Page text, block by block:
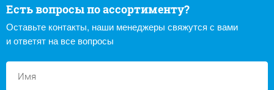
Есть вопросы по ассортименту?
Оставьте контакты, наши менеджеры свяжутся с вами
и ответят на все вопросы